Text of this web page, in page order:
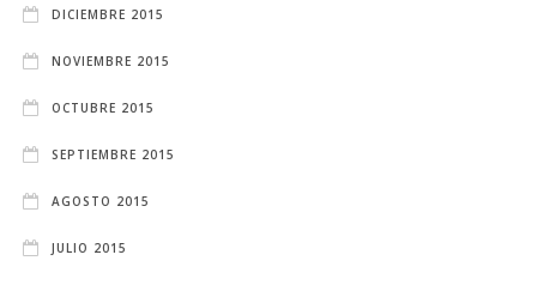
DICIEMBRE 2015
NOVIEMBRE 2015
OCTUBRE 2015
SEPTIEMBRE 2015
AGOSTO 2015
JULIO 2015